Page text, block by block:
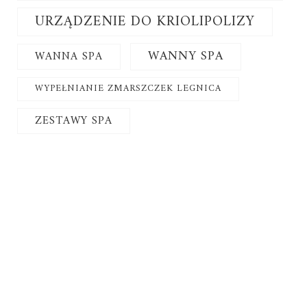
URZĄDZENIE DO KRIOLIPOLIZY
WANNA SPA WANNY SPA
WYPEŁNIANIE ZMARSZCZEK LEGNICA
ZESTAWY SPA